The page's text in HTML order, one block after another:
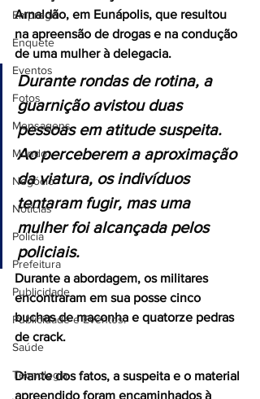
Emprego
Enquete
Eventos
Fotos
Mensagens
Mundo
Negócio
Noticias
Policia
Prefeitura
Publicidade
Publicidade e Eventos.
Saúde
Tecnologia
Arnaldão, em Eunápolis, que resultou
na apreensão de drogas e na condução
de uma mulher à delegacia.
Durante rondas de rotina, a
guarnição avistou duas
pessoas em atitude suspeita.
Ao perceberem a aproximação
da viatura, os indivíduos
tentaram fugir, mas uma
mulher foi alcançada pelos
policiais.
Durante a abordagem, os militares
encontraram em sua posse cinco
buchas de maconha e quatorze pedras
de crack.
Diante dos fatos, a suspeita e o material
apreendido foram encaminhados à